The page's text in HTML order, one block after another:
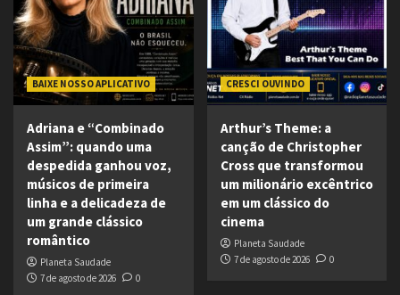
BAIXE NOSSO APLICATIVO
Adriana e “Combinado
Assim”: quando uma
despedida ganhou voz,
músicos de primeira
linha e a delicadeza de
um grande clássico
romântico
Planeta Saudade
7 de agosto de 2026
0
CRESCI OUVINDO
Arthur’s Theme: a
canção de Christopher
Cross que transformou
um milionário excêntrico
em um clássico do
cinema
Planeta Saudade
7 de agosto de 2026
0